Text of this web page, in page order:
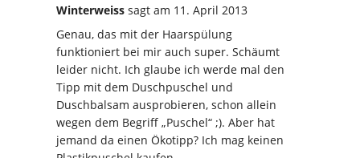
Winterweiss sagt am 11. April 2013
Genau, das mit der Haarspülung
funktioniert bei mir auch super. Schäumt
leider nicht. Ich glaube ich werde mal den
Tipp mit dem Duschpuschel und
Duschbalsam ausprobieren, schon allein
wegen dem Begriff „Puschel“ ;). Aber hat
jemand da einen Ökotipp? Ich mag keinen